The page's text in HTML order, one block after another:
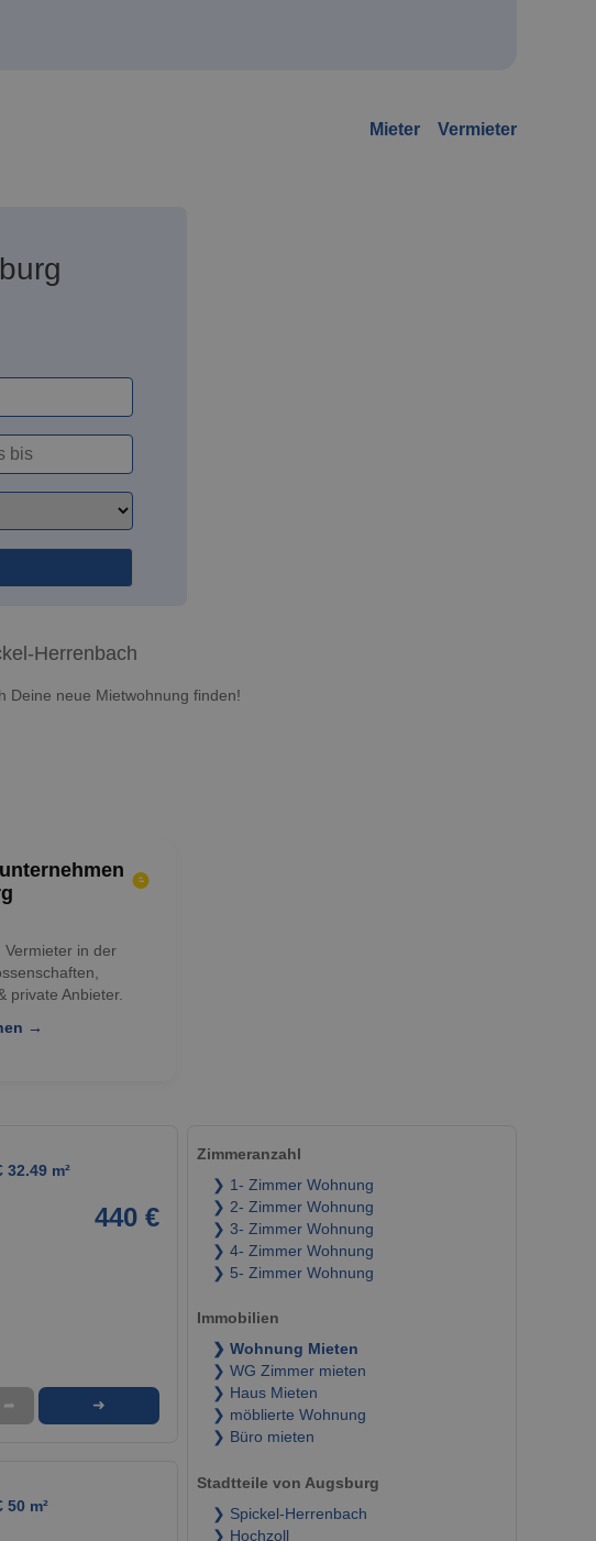
Mieter Vermieter
Herrenbach
Deine neue Mietwohnung finden!
Vermieter in der
private Anbieter.
→
m²
440 €
➦ ➜
m²
Zimmeranzahl
❯ 1- Zimmer Wohnung
❯ 2- Zimmer Wohnung
❯ 3- Zimmer Wohnung
❯ 4- Zimmer Wohnung
❯ 5- Zimmer Wohnung
Immobilien
❯ Wohnung Mieten
❯ WG Zimmer mieten
❯ Haus Mieten
❯ möblierte Wohnung
❯ Büro mieten
Stadtteile von Augsburg
❯ Spickel-Herrenbach
❯ Hochzoll